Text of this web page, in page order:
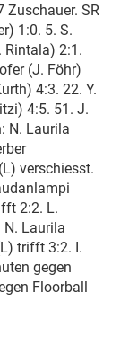
Zuschauer. SR
1:0. 5. S.
Rintala) 2:1.
(J. Föhr)
4:3. 22. Y.
4:5. 51. J.
N. Laurila
verschiesst.
2:2. L.
N. Laurila
trifft 3:2. I.
gegen
Floorball